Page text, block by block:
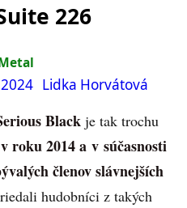
226
Lidka Horvátová
Black je tak trochu
roku 2014 a v súčasnosti
členov slávnejších
hudobníci z takých